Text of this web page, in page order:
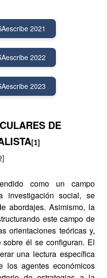
2021
2022
2023
DE
[1]
como un campo
investigación social, se
abordajes. Asimismo, la
este campo de
orientaciones teóricas y,
él se configuran. El
una lectura específica
los agentes económicos